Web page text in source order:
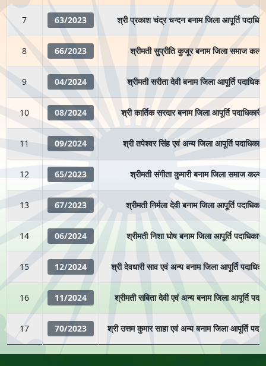
7 63/2023 श्री प्रकाश चंद्र चन्दन बनाम जिला आपूर्ति
8 66/2023 श्रीमती सुप्रीति कुजूर बनाम जिला समाज
9 04/2024 श्रीमती सरीता देवी बनाम जिला आपूर्ति
10 08/2024 श्री कार्तिक सरदार बनाम जिला आपूर्ति पदाधिकारी
11 09/2024 श्री तपेश्वर सिंह एवं अन्य जिला आपूर्ति
12 65/2023 श्रीमती संगीता कुमारी बनाम जिला समाज
13 67/2023 श्रीमती निर्मला देवी बनाम जिला आपूर्ति
14 06/2024 श्रीमती निशा घोष बनाम जिला आपूर्ति
15 12/2024 श्री देवधारी साव एवं अन्य बनाम जिला आपूर्ति
16 11/2024 श्रीमती सबिता देवी एवं अन्य बनाम जिला आपूर्ति
17 70/2023 श्री उत्तम कुमार साहा एवं अन्य बनाम जिला आपूर्ति